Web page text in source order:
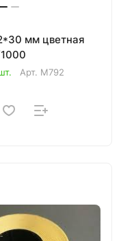
мм цветная
Арт. М792